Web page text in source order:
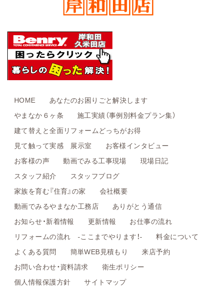
HOME
あなたのお困りごと解決します
やまなか６ヶ条
施工実績（事例別料金プラン集）
建て替えと全面リフォームどっちがお得
見て触って実感 展示室
お客様インタビュー
お客様の声
動画でみる工事現場
現場日記
スタッフ紹介
スタッフブログ
家族を育む『住育』の家
会社概要
動画でみるやまなか工務店
ありがとう通信
お知らせ・新着情報
更新情報
お仕事の流れ
リフォームの流れ -ここまでやります！-
料金について
よくある質問
簡単WEB見積もり
来店予約
お問い合わせ・資料請求
衛生ポリシー
個人情報保護方針
サイトマップ